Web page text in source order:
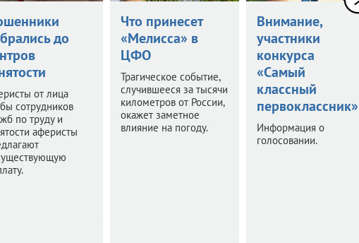
до
от лица
сотрудников
по труду и
аферисты
Что принесет
«Мелисса» в
ЦФО
Трагическое событие,
случившееся за тысячи
километров от России,
окажет заметное
влияние на погоду.
Внимание,
участники
конкурса
«Самый
классный
Информация о
голосовании.